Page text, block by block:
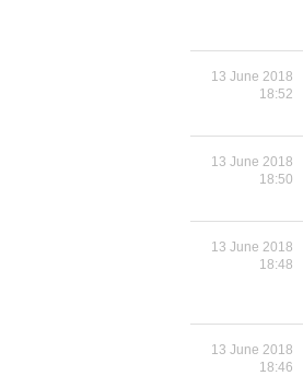
13 June 2018
18:52
13 June 2018
18:50
13 June 2018
18:48
13 June 2018
18:46